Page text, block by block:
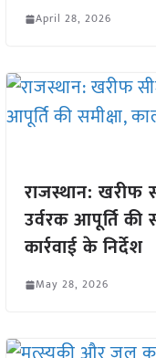
April 28, 2026
राजस्थान: खरीफ
उर्वरक आपूर्ति की
कार्रवाई के निर्देश
May 28, 2026